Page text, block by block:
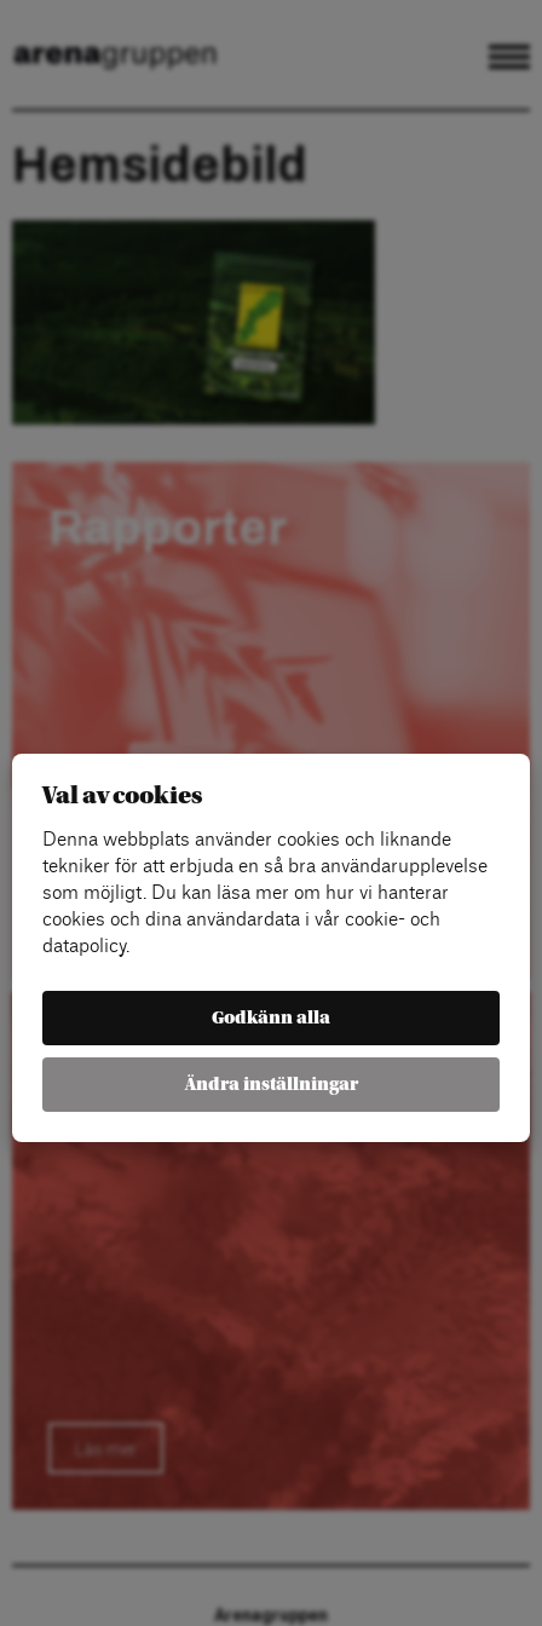
Hemsidebild
Rapporter
Läs mer
Kalender
Läs mer
Arenagruppen
Val av cookies
Denna webbplats använder cookies och liknande
tekniker för att erbjuda en så bra användarupplevelse
som möjligt. Du kan läsa mer om hur vi hanterar
cookies och dina användardata i vår cookie- och
datapolicy.
Godkänn alla
Ändra inställningar